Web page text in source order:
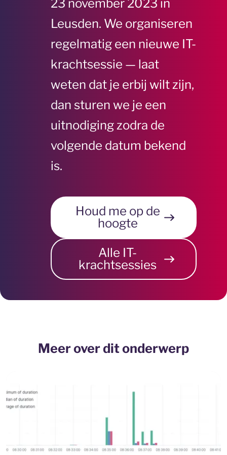
23 november 2023 in
Leusden. We organiseren
regelmatig een nieuwe IT-
krachtsessie — laat
weten dat je erbij wilt zijn,
dan sturen we je een
uitnodiging zodra de
volgende datum bekend
is.
Houd me op de
hoogte
Alle IT-
krachtsessies
Meer over dit onderwerp